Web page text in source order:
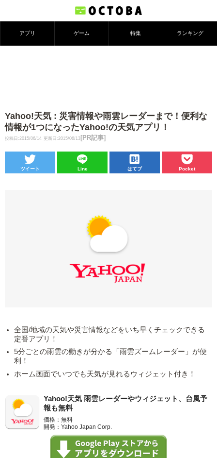
アプリ ゲーム 特集 ランキング
Yahoo!天気 : 災害情報や雨雲レーダーまで！便利な
情報が1つになったYahoo!の天気アプリ！
投稿日:2015/06/14 更新日:2015/06/13 [PR記事]
ツイート Line はてブ Pocket
全国/地域の天気や災害情報などをいち早くチェックできる
定番アプリ！
5分ごとの雨雲の動きが分かる「雨雲ズームレーダー」が便
利！
ホーム画面でいつでも天気が見れるウィジェット付き！
Yahoo!天気 雨雲レーダーやウィジェット、台風予
報も無料
価格：無料
開発：Yahoo Japan Corp.